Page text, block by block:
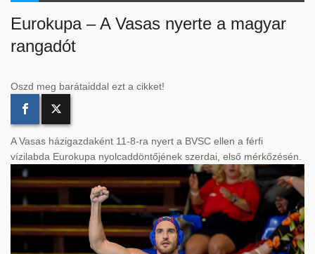
Eurokupa – A Vasas nyerte a magyar
rangadót
Oszd meg barátaiddal ezt a cikket!
A Vasas házigazdaként 11-8-ra nyert a BVSC ellen a férfi
vízilabda Eurokupa nyolcaddöntőjének szerdai, első mérkőzésén.